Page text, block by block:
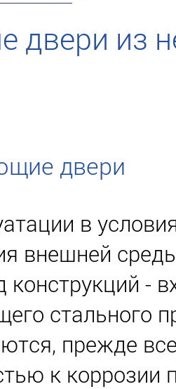
двери из
двери
в
внешней
конструкций -
стального
прежде
к коррозии